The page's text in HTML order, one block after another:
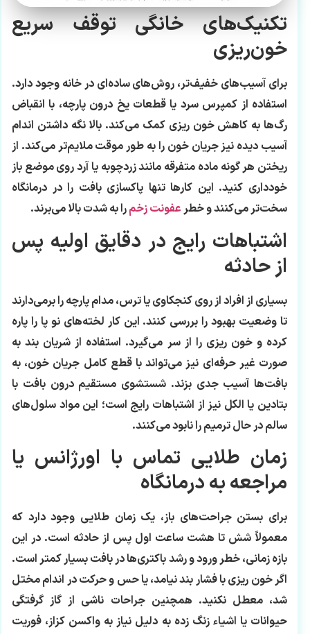
تکنیک‌های خانگی توقف سریع
خون‌ریزی
برای آسیب‌های خفیف‌تر، روش‌های ساده‌ای در خانه وجود دارد.
استفاده از کمپرس سرد یا قطعات یخ درون پارچه، با انقباض
رگ‌ها به کاهش خون ریزی کمک می‌کند. بالا نگه داشتن اندام
آسیب دیده نیز جریان خون را به طور موقت ملایم‌تر می‌کند. از
ریختن هر گونه ماده متفرقه مانند زردچوبه یا آرد روی موضع باز
خودداری کنید. این کارها تنها پاکسازی بافت را در درمانگاه
سخت‌تر می‌کنند و خطرعفونت زخمرا به شدت بالا می‌برند.
اشتباهات رایج در دقایق اولیه پس
از حادثه
بسیاری از افراد از روی کنجکاوی یا ترس، مدام پارچه را برمی‌دارند
تا وضعیت بهبود را بررسی کنند. این کار لخته‌های نو پا را پاره
کرده و خون ریزی را از سر می‌گیرد. استفاده از شریان بند به
صورت غیر حرفه‌ای نیز می‌تواند با قطع کامل جریان خون، به
بافت‌ها آسیب جدی بزند. شستشوی مستقیم درون بافت با
بتادین یا الکل نیز از اشتباهات رایج است؛ این مواد سلول‌های
سالم در حال ترمیم را نابود می‌کنند.
زمان طلایی تماس با اورژانس یا
مراجعه به درمانگاه
برای بستن جراحت‌های باز، یک زمان طلایی وجود دارد که
معمولاً شش تا هشت ساعت اول پس از حادثه است. در این
بازه زمانی، خطر ورود و رشد باکتری‌ها در بافت بسیار کمتر است.
اگر خون ریزی با فشار بند نیامد، یا حس و حرکت در اندام مختل
شد، معطل نکنید. همچنین جراحات ناشی از گاز گرفتگی
حیوانات یا اشیاء زنگ زده به دلیل نیاز به واکسن کزاز، فوریت